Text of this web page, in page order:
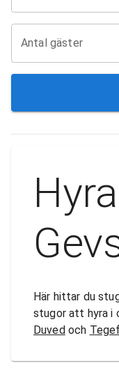
Antal gäster
Här hittar du
stugor att hyra i
Duvedoch